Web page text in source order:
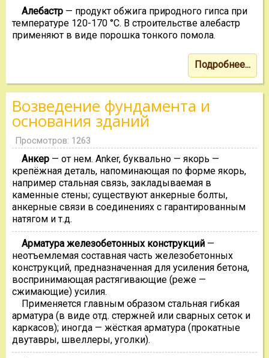
Алебастр — продукт обжига природного гипса при
температуре 120-170 °С. В строительстве алебастр
применяют в виде порошка тонкого помола.
Подробнее...
Возведение фундамента и
основания зданий
Просмотров: 1263
Анкер — от нем. Anker, буквально — якорь —
крепёжная деталь, напоминающая по форме якорь,
например стальная связь, закладываемая в
каменные стены; существуют анкерные болты,
анкерные связи в соединениях с гарантированным
натягом и т.д.
Арматура железобетонных конструкций —
неотъемлемая составная часть железобетонных
конструкций, предназначенная для усиления бетона,
воспринимающая растягивающие (реже —
сжимающие) усилия.
Применяется главным образом стальная гибкая
арматура (в виде отд. стержней или сварных сеток и
каркасов); иногда — жёсткая арматура (прокатные
двутавры, швеллеры, уголки).